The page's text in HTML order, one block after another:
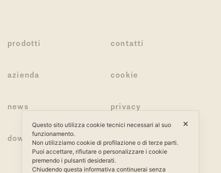
✕
Questo sito utilizza cookie tecnici necessari al suo
funzionamento.
Non utilizziamo cookie di profilazione o di terze parti.
Puoi accettare, rifiutare o personalizzare i cookie
premendo i pulsanti desiderati.
Chiudendo questa informativa continuerai senza
prodotti contatti
azienda cookie
news privacy
download